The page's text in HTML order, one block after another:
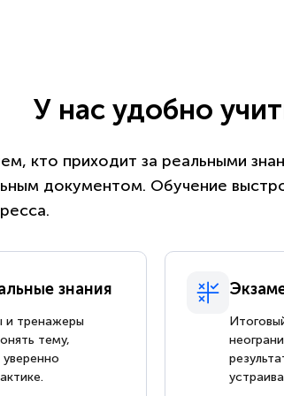
У нас удобно
кто приходит за реальными
документом. Обучение
знания
и тренажеры
тему,
уверенно